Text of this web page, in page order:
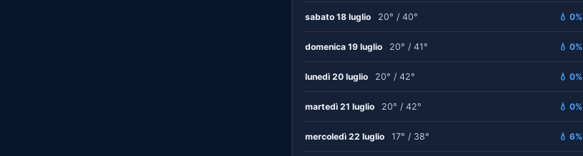
sabato 18 luglio 20° / 40° 💧 0%
domenica 19 luglio 20° / 41° 💧 0%
lunedì 20 luglio 20° / 42° 💧 0%
martedì 21 luglio 20° / 42° 💧 0%
mercoledì 22 luglio 17° / 38° 💧 6%